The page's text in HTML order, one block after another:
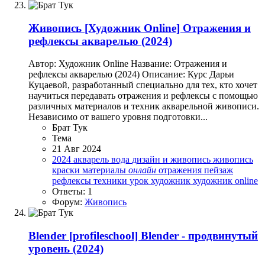
Живопись [Художник Online] Отражения и
рефлексы акварелью (2024)
Автор: Художник Online Название: Отражения и
рефлексы акварелью (2024) Описание: Курс Дарьи
Куцаевой, разработанный специально для тех, кто хочет
научиться передавать отражения и рефлексы с помощью
различных материалов и техник акварельной живописи.
Независимо от вашего уровня подготовки...
Брат Тук
Тема
21 Авг 2024
2024 акварель вода дизайн и живопись живопись
краски материалы онлайн отражения пейзаж
рефлексы техники урок художник художник online
Ответы: 1
Форум: Живопись
Blender [profileschool] Blender - продвинутый
уровень (2024)